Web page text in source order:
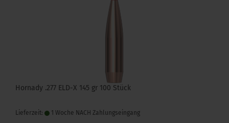
Hornady .277 ELD-X 145 gr 100 Stück
Lieferzeit: 1 Woche NACH Zahlungseingang